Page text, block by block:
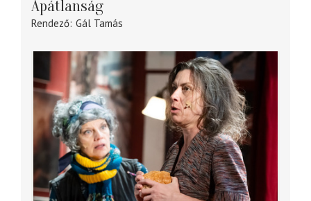
Apátlanság
Rendező Gál Tamás